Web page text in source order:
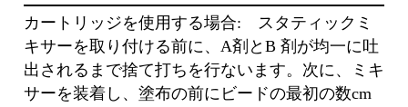
カートリッジを使⽤する場合: スタティックミ
キサーを取り付ける前に、A剤とB 剤が均⼀に吐
出されるまで捨て打ちを⾏ないます。次に、ミキ
サーを装着し、塗布の前にビードの最初の数cm